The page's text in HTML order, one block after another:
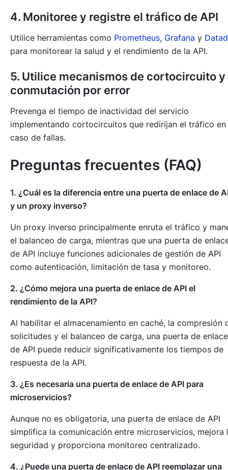
4. Monitoree y registre el tráfico de API
Utilice herramientas como Prometheus, Grafana y
para monitorear la salud y el rendimiento de la API.
5. Utilice mecanismos de cortocircuito y
conmutación por error
Prevenga el tiempo de inactividad del servicio
implementando cortocircuitos que redirijan el tráfico en
caso de fallas.
Preguntas frecuentes (FAQ)
1. ¿Cuál es la diferencia entre una puerta de enlace de
y un proxy inverso?
Un proxy inverso principalmente enruta el tráfico y
el balanceo de carga, mientras que una puerta de
de API incluye funciones adicionales de gestión de API
como autenticación, limitación de tasa y monitoreo.
2. ¿Cómo mejora una puerta de enlace de API el
rendimiento de la API?
Al habilitar el almacenamiento en caché, la compresión
solicitudes y el balanceo de carga, una puerta de enlace
de API puede reducir significativamente los tiempos de
respuesta de la API.
3. ¿Es necesaria una puerta de enlace de API para
microservicios?
Aunque no es obligatoria, una puerta de enlace de API
simplifica la comunicación entre microservicios, mejora
seguridad y proporciona monitoreo centralizado.
4. ¿Puede una puerta de enlace de API reemplazar una